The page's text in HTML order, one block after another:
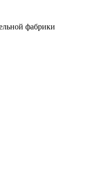
фабрики